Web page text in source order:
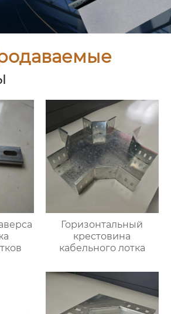
Горизонтальный
крестовина
кабельного лотка